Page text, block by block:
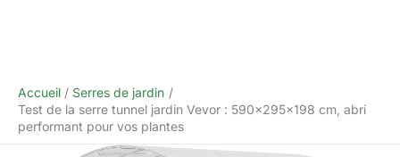
Accueil
Serres de jardin
Test de la serre tunnel jardin Vevor : 590x295x198 cm, abri
performant pour vos plantes